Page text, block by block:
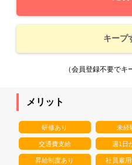
キープ
（会員登録不要でキ
メリット
研修あり 未経
交通費支給 週1日
昇給制度あり 社員雇